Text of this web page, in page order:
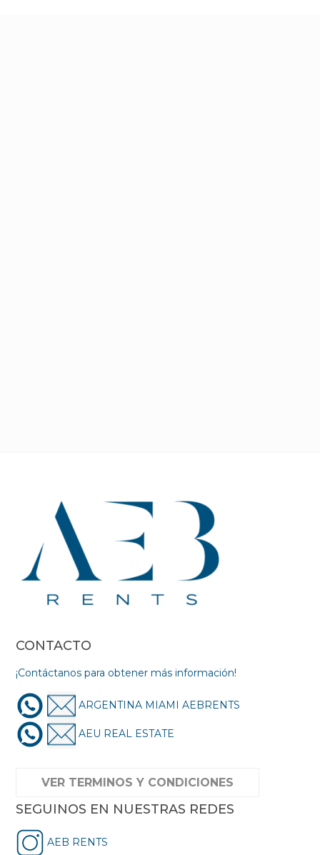
CONTACTO
¡Contáctanos para obtener más información!
ARGENTINA MIAMI AEBRENTS
AEU REAL ESTATE
VER TERMINOS Y CONDICIONES
SEGUINOS EN NUESTRAS REDES
AEB RENTS